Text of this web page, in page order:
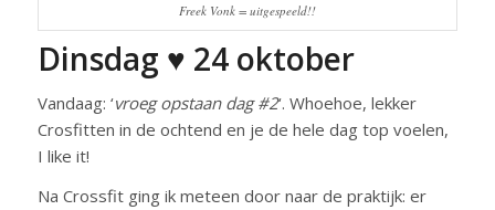
Freek Vonk = uitgespeeld!!
Dinsdag ♥ 24 oktober
Vandaag: ‘vroeg opstaan dag #2‘. Whoehoe, lekker
Crosfitten in de ochtend en je de hele dag top voelen,
I like it!
Na Crossfit ging ik meteen door naar de praktijk: er